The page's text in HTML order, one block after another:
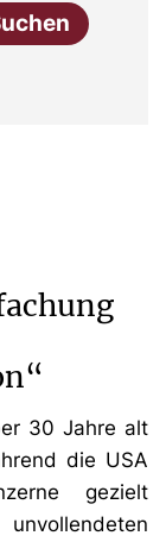
30 Jahre alt
die USA
gezielt